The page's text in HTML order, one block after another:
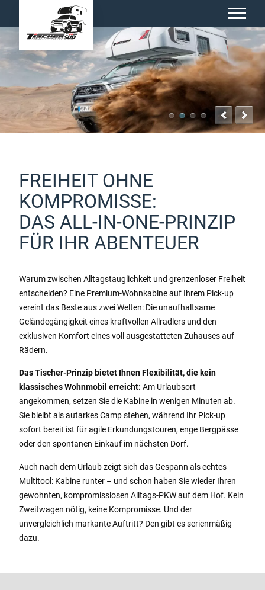
FREIHEIT OHNE
KOMPROMISSE:
DAS ALL-IN-ONE-PRINZIP
FÜR IHR ABENTEUER
Warum zwischen Alltagstauglichkeit und grenzenloser Freiheit
entscheiden? Eine Premium-Wohnkabine auf Ihrem Pick-up
vereint das Beste aus zwei Welten: Die unaufhaltsame
Geländegängigkeit eines kraftvollen Allradlers und den
exklusiven Komfort eines voll ausgestatteten Zuhauses auf
Rädern.
Das Tischer-Prinzip bietet Ihnen Flexibilität, die kein
klassisches Wohnmobil erreicht: Am Urlaubsort
angekommen, setzen Sie die Kabine in wenigen Minuten ab.
Sie bleibt als autarkes Camp stehen, während Ihr Pick-up
sofort bereit ist für agile Erkundungstouren, enge Bergpässe
oder den spontanen Einkauf im nächsten Dorf.
Auch nach dem Urlaub zeigt sich das Gespann als echtes
Multitool: Kabine runter – und schon haben Sie wieder Ihren
gewohnten, kompromisslosen Alltags-PKW auf dem Hof. Kein
Zweitwagen nötig, keine Kompromisse. Und der
unvergleichlich markante Auftritt? Den gibt es serienmäßig
dazu.